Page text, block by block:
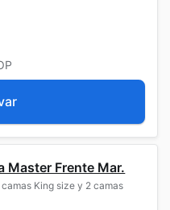
Master Frente Mar.
camas King size y 2 camas